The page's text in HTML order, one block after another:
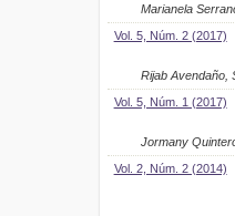
Marianela
Vol. 5, Núm. 2 (2017)
Rijab Avendaño,
Vol. 5, Núm. 1 (2017)
Jormany
Vol. 2, Núm. 2 (2014)